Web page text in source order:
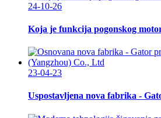
24-10-26
Koja je funkcija pogonskog
23-04-23
Uspostavljena nova fabrika -